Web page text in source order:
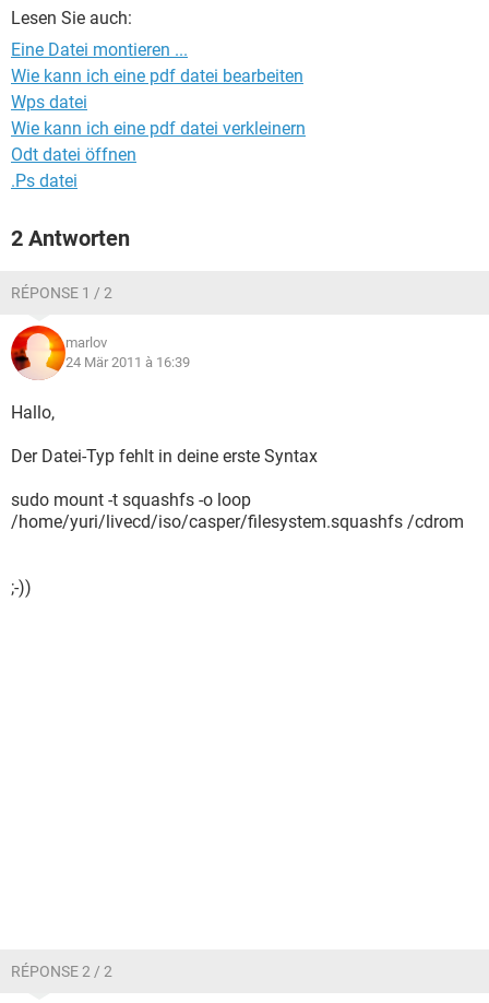
und wenn ich nun folgende Kommando
sudo mount -o loop ubuntu-desktop-xxx.iso /cdrom
eingebe funktioniert es sehr gut.
Nun, wo liegt die Differenz?
Danke
Lesen Sie auch:
Eine Datei montieren ...
Wie kann ich eine pdf datei bearbeiten
Wps datei
Wie kann ich eine pdf datei verkleinern
Odt datei öffnen
.Ps datei
2 Antworten
RÉPONSE 1 / 2
marlov
24 Mär 2011 à 16:39
Hallo,
Der Datei-Typ fehlt in deine erste Syntax
sudo mount -t squashfs -o loop
/home/yuri/livecd/iso/casper/filesystem.squashfs /cdrom
;-))
RÉPONSE 2 / 2